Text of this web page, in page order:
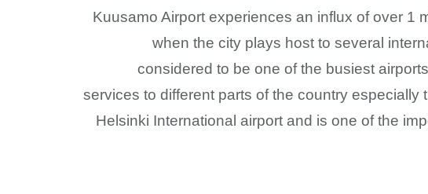
Kuusamo Airport experiences an influx of over 1
when the city plays host to several
considered to be one of the busiest
services to different parts of the country
Helsinki International airport and is one of the